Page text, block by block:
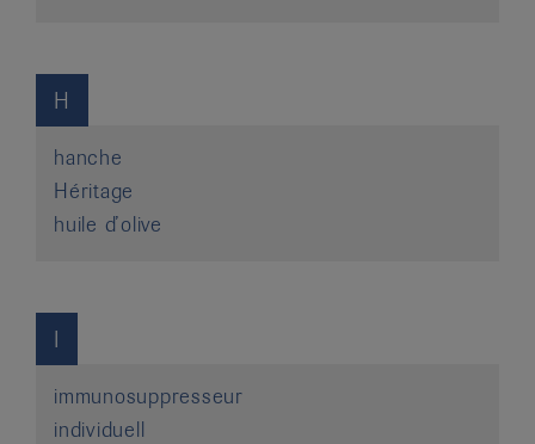
H
hanche
Héritage
huile d’olive
I
immunosuppresseur
individuell